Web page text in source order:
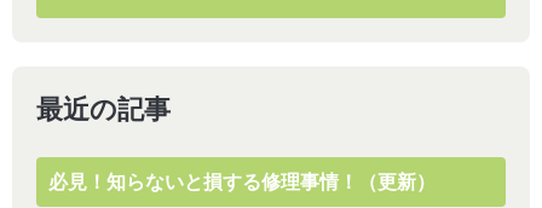
最近の記事
必見！知らないと損する修理事情！（更新）